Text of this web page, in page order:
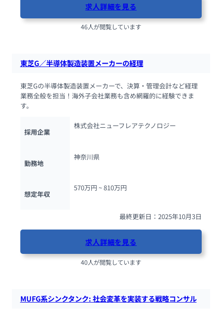
求人詳細を見る
46人が閲覧しています
東芝G／半導体製造装置メーカーの経理
東芝Gの半導体製造装置メーカーで、決算・管理会計など経理
業務全般を担当！海外子会社業務も含め網羅的に経験できま
す。
採用企業
株式会社ニューフレアテクノロジー
勤務地
神奈川県
想定年収
570万円 ~ 810万円
最終更新日：2025年10月3日
求人詳細を見る
40人が閲覧しています
MUFG系シンクタンク: 社会変革を実装する戦略コンサル